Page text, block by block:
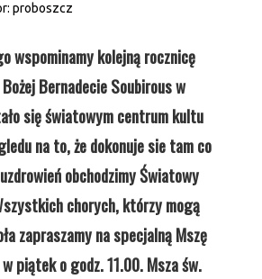
proboszcz
wspominamy kolejną rocznicę
Bernadecie Soubirous w
się światowym centrum kultu
na to, że dokonuje sie tam co
obchodzimy Światowy
chorych, którzy mogą
zapraszamy na specjalną Mszę
piątek o godz. 11.00. Msza św.